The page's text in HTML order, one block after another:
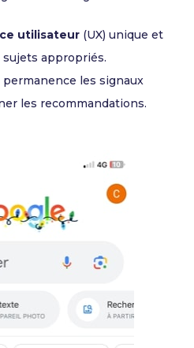
utilisateur (UX) unique et
sujets appropriés.
permanence les signaux
les recommandations.